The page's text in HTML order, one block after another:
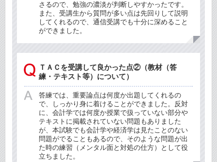
さるので、勉強の濃淡が判断しやすかったです。
また、受講生から質問が多い点は先回りして説明
してくれるので、通信受講でも十分に深めること
ができました。
ＴＡＣを受講して良かった点②（教材（答
練・テキスト等）について）
答練では、重要論点は何度か出題してくれるの
で、しっかり身に着けることができました。反対
に、会計学では何度か授業で扱っていない部分や
テキストに掲載されていない問題もありました
が、本試験でも会計学や経済学は見たことのない
問題がでることもあるので、そのような問題が出
た時の練習（メンタル面と対処の仕方）として役
立ちました。